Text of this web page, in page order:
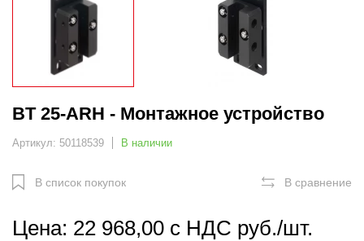
BT 25-ARH - Монтажное устройство
Артикул: 50118539 В наличии
В список покупок В сравнение
Цена: 22 968,00 с НДС руб./шт.